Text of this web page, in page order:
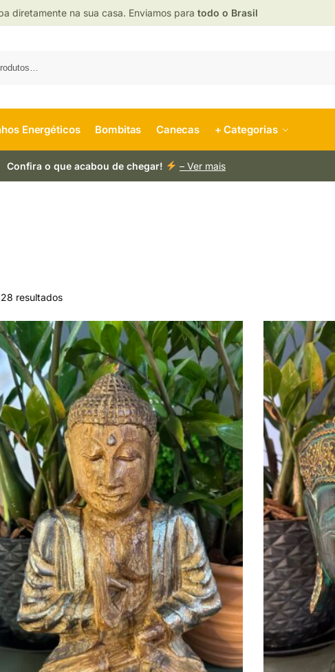
diretamente na sua casa. Enviamos para todo o Brasil
Energéticos Bombitas Canecas + Categorias
Confira o que acabou de chegar! – Ver mais
resultados